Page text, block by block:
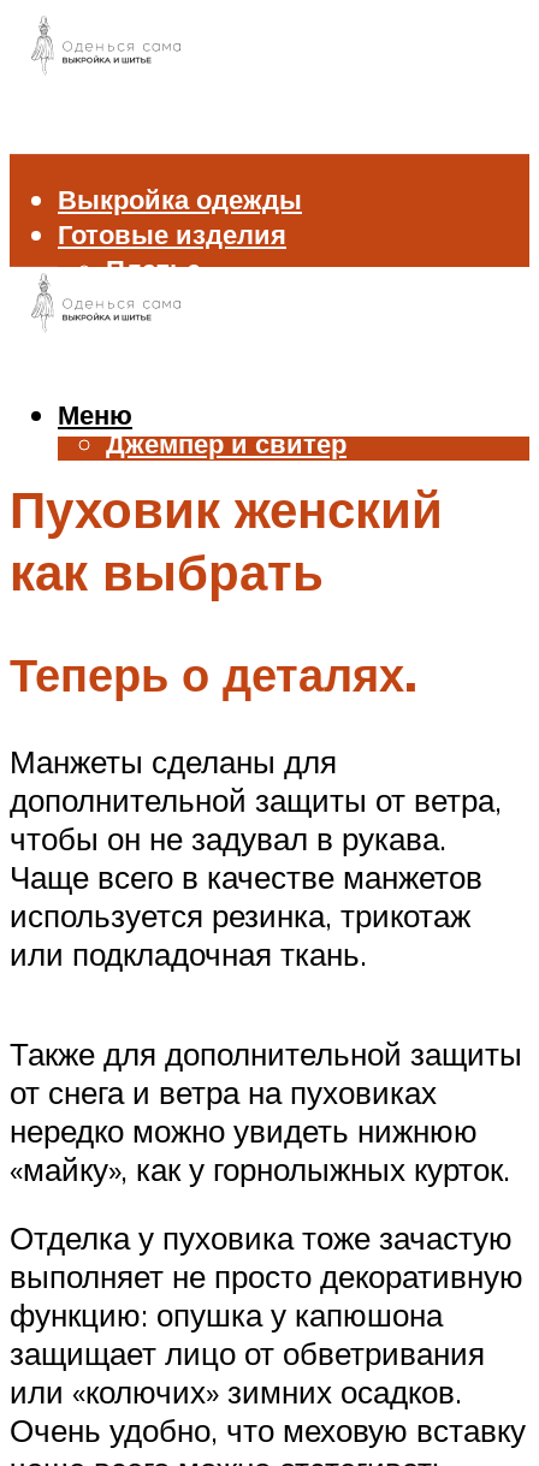
Выкройка одежды
Готовые изделия
Платье
Брюки
Жилет
Джемпер и свитер
Аксессуары
Меню
Меню
Пуховик женский
как выбрать
Теперь о деталях.
Манжеты сделаны для
дополнительной защиты от ветра,
чтобы он не задувал в рукава.
Чаще всего в качестве манжетов
используется резинка, трикотаж
или подкладочная ткань.
Также для дополнительной защиты
от снега и ветра на пуховиках
нередко можно увидеть нижнюю
«майку», как у горнолыжных курток.
Отделка у пуховика тоже зачастую
выполняет не просто декоративную
функцию: опушка у капюшона
защищает лицо от обветривания
или «колючих» зимних осадков.
Очень удобно, что меховую вставку